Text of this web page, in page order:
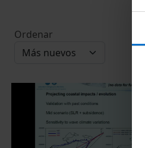
Ordenar